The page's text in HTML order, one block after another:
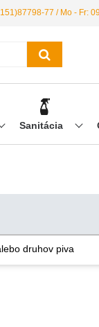
77 / Mo - Fr:
Sanitácia
druhov piva